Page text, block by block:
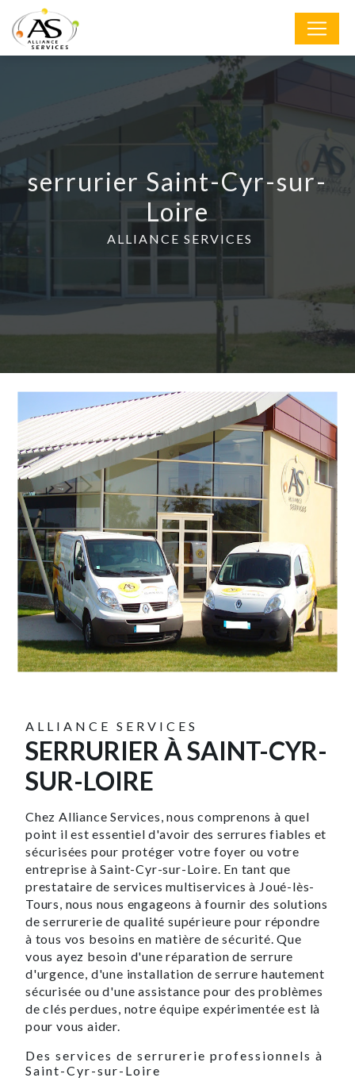
serrurier Saint-Cyr-sur-
Loire
ALLIANCE SERVICES
ALLIANCE SERVICES
SERRURIER À SAINT-CYR-
SUR-LOIRE
Chez Alliance Services, nous comprenons à quel
point il est essentiel d'avoir des serrures fiables et
sécurisées pour protéger votre foyer ou votre
entreprise à Saint-Cyr-sur-Loire. En tant que
prestataire de services multiservices à Joué-lès-
Tours, nous nous engageons à fournir des solutions
de serrurerie de qualité supérieure pour répondre
à tous vos besoins en matière de sécurité. Que
vous ayez besoin d'une réparation de serrure
d'urgence, d'une installation de serrure hautement
sécurisée ou d'une assistance pour des problèmes
de clés perdues, notre équipe expérimentée est là
pour vous aider.
Des services de serrurerie professionnels à
Saint-Cyr-sur-Loire
Panneau de gestion des cookies